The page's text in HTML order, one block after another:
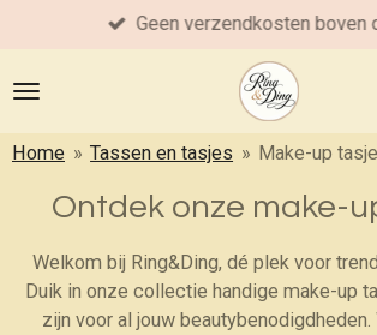
naar
hoofdinhoud
Geen verzendkosten boven
Home » Tassen en tasjes » Make-up
Ontdek onze make-
Welkom bij Ring&Ding, dé plek voor
Duik in onze collectie handige make-up
zijn voor al jouw